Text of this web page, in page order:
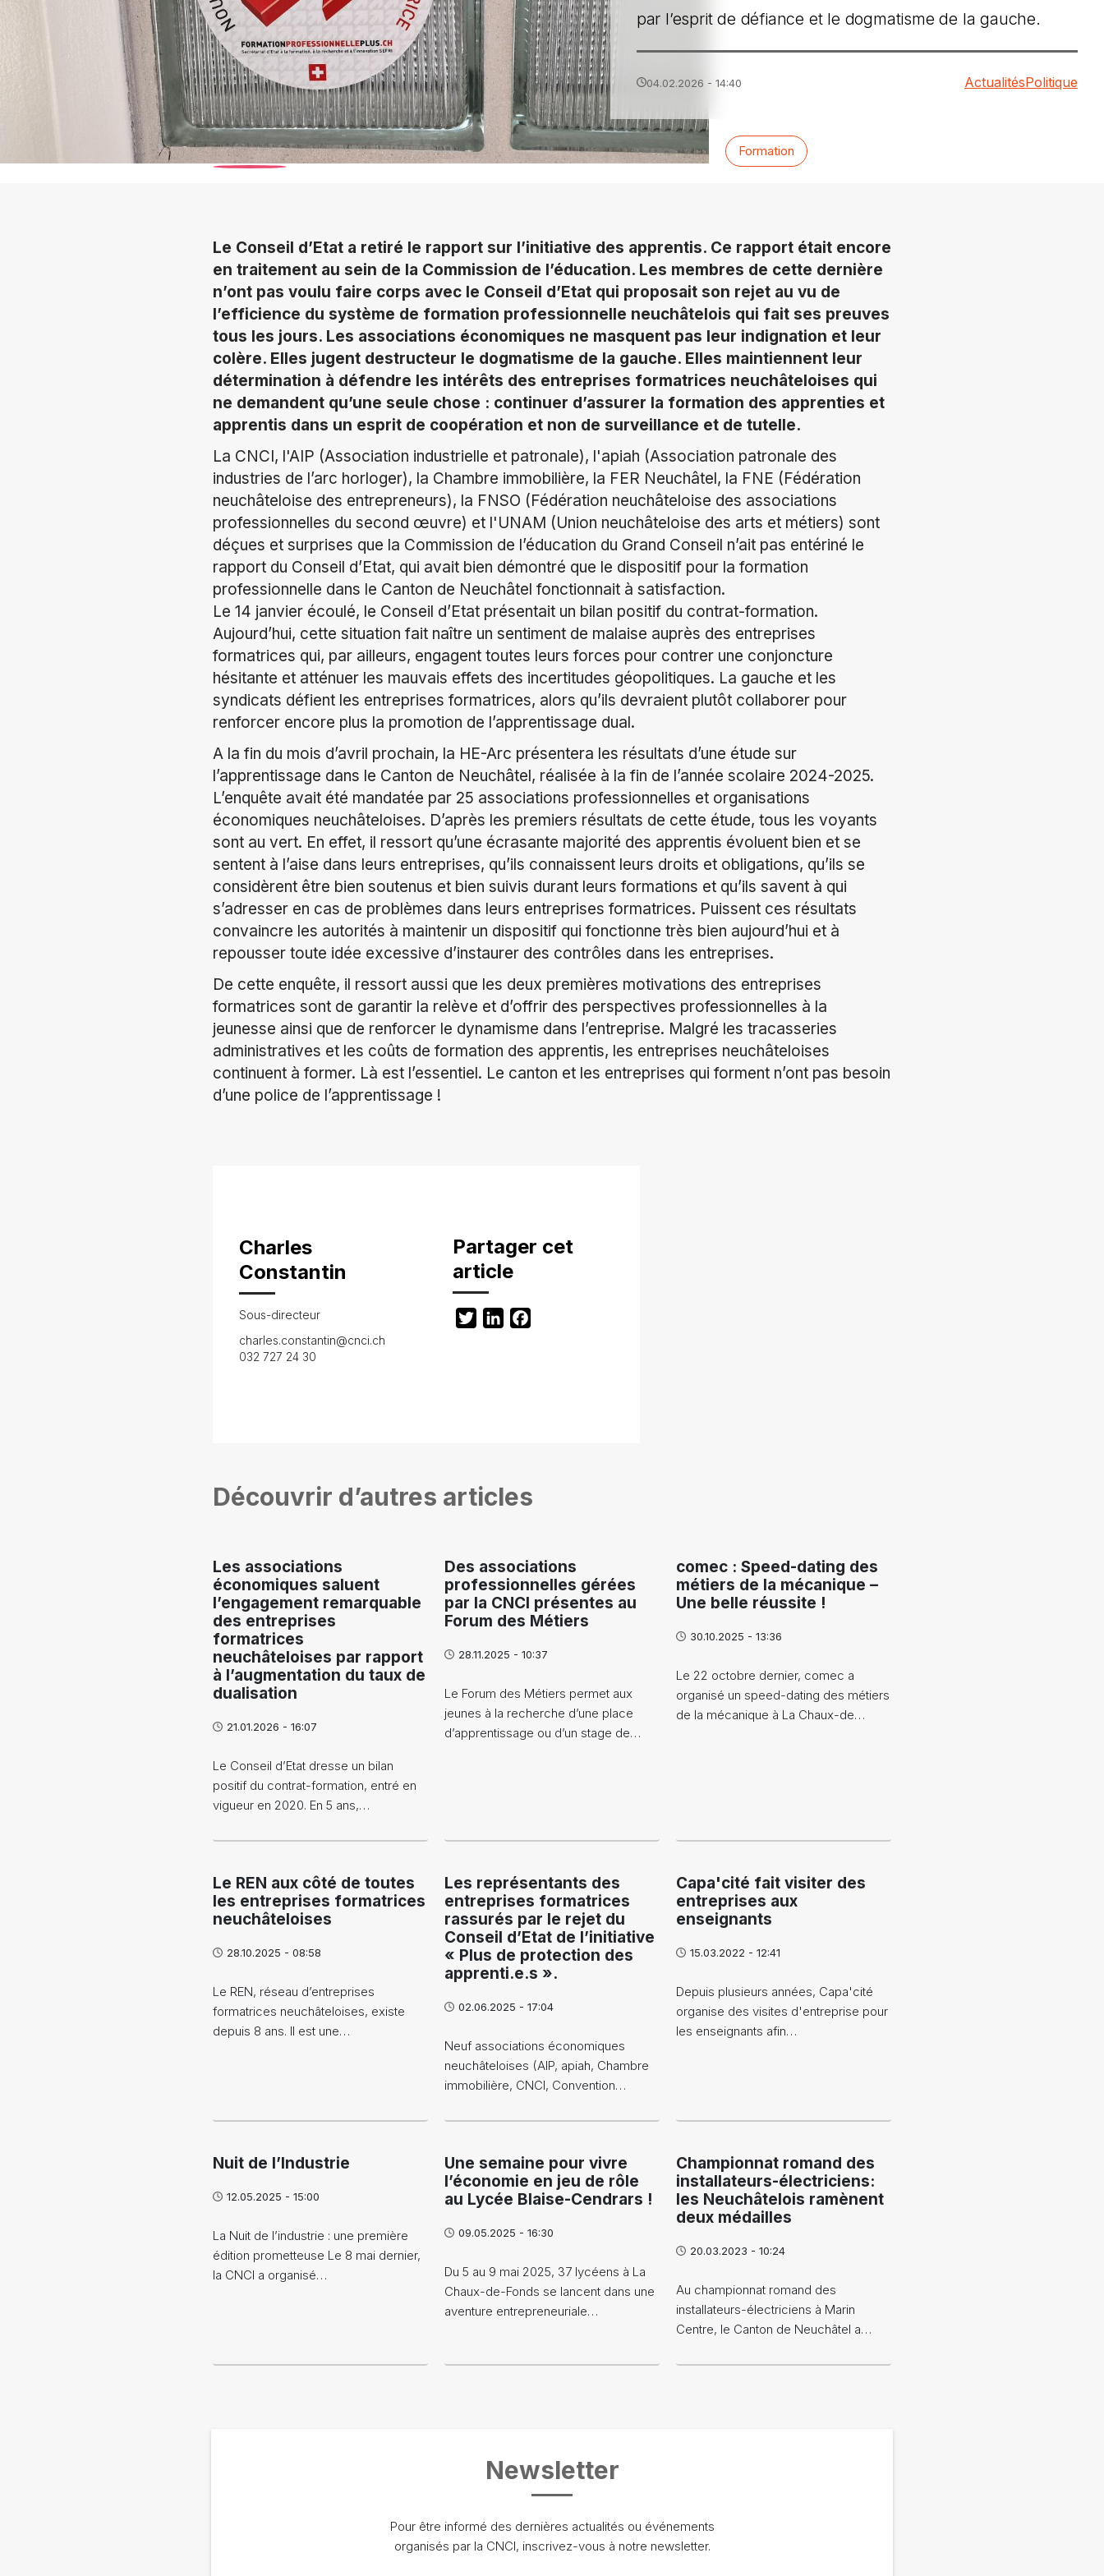
par l’esprit de défiance et le dogmatisme de la gauche.
04.02.2026 - 14:40 ActualitésPolitique
Formation
Le Conseil d’Etat a retiré le rapport sur l’initiative des apprentis. Ce rapport était encore
en traitement au sein de la Commission de l’éducation. Les membres de cette dernière
n’ont pas voulu faire corps avec le Conseil d’Etat qui proposait son rejet au vu de
l’efficience du système de formation professionnelle neuchâtelois qui fait ses preuves
tous les jours. Les associations économiques ne masquent pas leur indignation et leur
colère. Elles jugent destructeur le dogmatisme de la gauche. Elles maintiennent leur
détermination à défendre les intérêts des entreprises formatrices neuchâteloises qui
ne demandent qu’une seule chose : continuer d’assurer la formation des apprenties et
apprentis dans un esprit de coopération et non de surveillance et de tutelle.
La CNCI, l'AIP (Association industrielle et patronale), l'apiah (Association patronale des
industries de l’arc horloger), la Chambre immobilière, la FER Neuchâtel, la FNE (Fédération
neuchâteloise des entrepreneurs), la FNSO (Fédération neuchâteloise des associations
professionnelles du second œuvre) et l'UNAM (Union neuchâteloise des arts et métiers) sont
déçues et surprises que la Commission de l’éducation du Grand Conseil n’ait pas entériné le
rapport du Conseil d’Etat, qui avait bien démontré que le dispositif pour la formation
professionnelle dans le Canton de Neuchâtel fonctionnait à satisfaction.
Le 14 janvier écoulé, le Conseil d’Etat présentait un bilan positif du contrat-formation.
Aujourd’hui, cette situation fait naître un sentiment de malaise auprès des entreprises
formatrices qui, par ailleurs, engagent toutes leurs forces pour contrer une conjoncture
hésitante et atténuer les mauvais effets des incertitudes géopolitiques. La gauche et les
syndicats défient les entreprises formatrices, alors qu’ils devraient plutôt collaborer pour
renforcer encore plus la promotion de l’apprentissage dual.
A la fin du mois d’avril prochain, la HE-Arc présentera les résultats d’une étude sur
l’apprentissage dans le Canton de Neuchâtel, réalisée à la fin de l’année scolaire 2024-2025.
L’enquête avait été mandatée par 25 associations professionnelles et organisations
économiques neuchâteloises. D’après les premiers résultats de cette étude, tous les voyants
sont au vert. En effet, il ressort qu’une écrasante majorité des apprentis évoluent bien et se
sentent à l’aise dans leurs entreprises, qu’ils connaissent leurs droits et obligations, qu’ils se
considèrent être bien soutenus et bien suivis durant leurs formations et qu’ils savent à qui
s’adresser en cas de problèmes dans leurs entreprises formatrices. Puissent ces résultats
convaincre les autorités à maintenir un dispositif qui fonctionne très bien aujourd’hui et à
repousser toute idée excessive d’instaurer des contrôles dans les entreprises.
De cette enquête, il ressort aussi que les deux premières motivations des entreprises
formatrices sont de garantir la relève et d’offrir des perspectives professionnelles à la
jeunesse ainsi que de renforcer le dynamisme dans l’entreprise. Malgré les tracasseries
administratives et les coûts de formation des apprentis, les entreprises neuchâteloises
continuent à former. Là est l’essentiel. Le canton et les entreprises qui forment n’ont pas besoin
d’une police de l’apprentissage !
Charles
Constantin
Sous-directeur
charles.constantin@cnci.ch
032 727 24 30
Partager cet
article
TwitterLinkedIn
Découvrir d’autres articles
Les associations
économiques saluent
l’engagement remarquable
des entreprises
formatrices
neuchâteloises par rapport
à l’augmentation du taux de
dualisation
21.01.2026 - 16:07
Le Conseil d’Etat dresse un bilan
positif du contrat-formation, entré en
vigueur en 2020. En 5 ans,…
Des associations
professionnelles gérées
par la CNCI présentes au
Forum des Métiers
28.11.2025 - 10:37
Le Forum des Métiers permet aux
jeunes à la recherche d’une place
d’apprentissage ou d’un stage de…
comec : Speed-dating des
métiers de la mécanique –
Une belle réussite !
30.10.2025 - 13:36
Le 22 octobre dernier, comec a
organisé un speed-dating des métiers
de la mécanique à La Chaux-de…
Le REN aux côté de toutes
les entreprises formatrices
neuchâteloises
28.10.2025 - 08:58
Le REN, réseau d’entreprises
formatrices neuchâteloises, existe
depuis 8 ans. Il est une…
Les représentants des
entreprises formatrices
rassurés par le rejet du
Conseil d’Etat de l’initiative
« Plus de protection des
apprenti.e.s ».
02.06.2025 - 17:04
Neuf associations économiques
neuchâteloises (AIP, apiah, Chambre
immobilière, CNCI, Convention…
Capa'cité fait visiter des
entreprises aux
enseignants
15.03.2022 - 12:41
Depuis plusieurs années, Capa'cité
organise des visites d'entreprise pour
les enseignants afin…
Nuit de l’Industrie
12.05.2025 - 15:00
La Nuit de l’industrie : une première
édition prometteuse Le 8 mai dernier,
la CNCI a organisé…
Une semaine pour vivre
l’économie en jeu de rôle
au Lycée Blaise-Cendrars !
09.05.2025 - 16:30
Du 5 au 9 mai 2025, 37 lycéens à La
Chaux-de-Fonds se lancent dans une
aventure entrepreneuriale…
Championnat romand des
installateurs-électriciens:
les Neuchâtelois ramènent
deux médailles
20.03.2023 - 10:24
Au championnat romand des
installateurs-électriciens à Marin
Centre, le Canton de Neuchâtel a…
Newsletter
Pour être informé des dernières actualités ou événements
organisés par la CNCI, inscrivez-vous à notre newsletter.